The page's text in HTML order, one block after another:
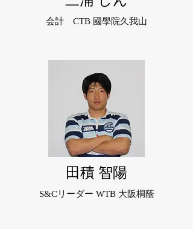
会計 CTB 國學院久我山
田積 智陽
S&Cリーダー WTB 大阪桐蔭